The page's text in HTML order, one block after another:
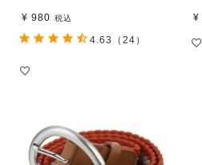
¥ 980 税込
4.63 （24）
¥